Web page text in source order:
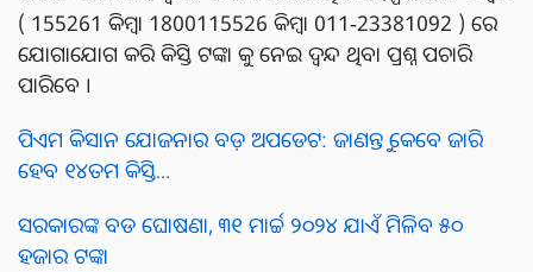
( 155261 କିମ୍ବା 1800115526 କିମ୍ବା 011-23381092 ) ରେ
ଯୋଗାଯୋଗ କରି କିସ୍ତି ଟଙ୍କା କୁ ନେଇ ଦ୍ଵନ୍ଦ ଥିବା ପ୍ରଶ୍ନ ପଚାରି
ପାରିବେ ।
ପିଏମ କିସାନ ଯୋଜନାର ବଡ଼ ଅପଡେଟ: ଜାଣନ୍ତୁ କେବେ ଜାରି
ହେବ ୧୪ତମ କିସ୍ତି...
ସରକାରଙ୍କ ବଡ ଘୋଷଣା, ୩୧ ମାର୍ଚ୍ଚ ୨୦୨୪ ଯାଏଁ ମିଳିବ ୫୦
ହଜାର ଟଙ୍କା